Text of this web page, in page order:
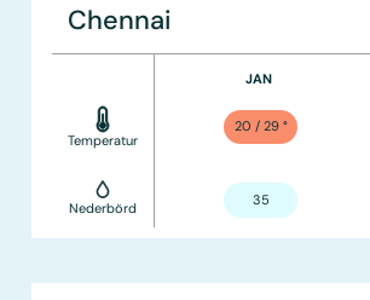
Chennai
Temperatur
Nederbörd
JAN
20 / 29°
35